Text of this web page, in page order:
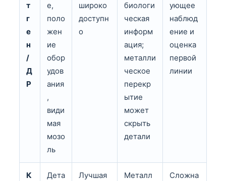
т
г
е
н
/
Д
Р
е,
поло
жен
ие
обор
удов
ания
,
види
мая
мозо
ль
широко
доступн
о
биологи
ческая
информ
ация;
металли
ческое
перекр
ытие
может
скрыть
детали
ующее
наблюд
ение и
оценка
первой
линии
К
Дета
Лучшая
Металл
Сложна